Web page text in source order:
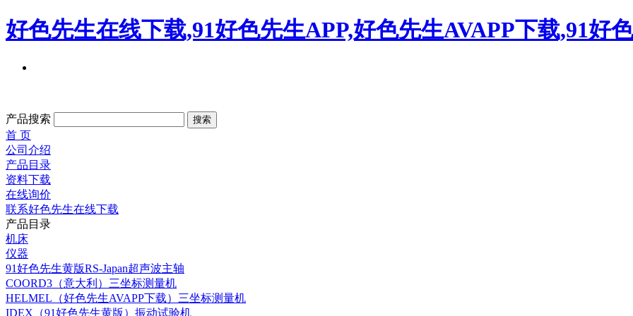
好色先生在线下载,91好色先生APP,好色先生AVAPP下载,91好
产品搜索
首 页
公司介绍
产品目录
资料下载
在线询价
联系好色先生在线下载
产品目录
机床
仪器
91好色先生黄版RS-Japan超声波主轴
COORD3（意大利）三坐标测量机
HELMEL（好色先生AVAPP下载）三坐标测量机
IDEX（91好色先生黄版）振动试验机